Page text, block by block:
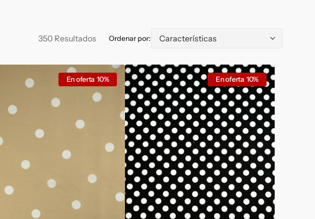
350 Resultados Ordenar por:
En oferta 10%
Popelin
negro
lunar
blanco
En oferta 10%